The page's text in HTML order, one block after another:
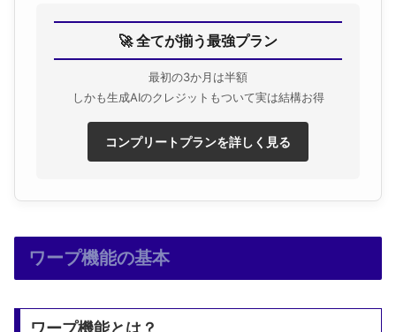
🚀 全てが揃う最強プラン
最初の3か月は半額
しかも生成AIのクレジットもついて実は結構お得
コンプリートプランを詳しく見る
ワープ機能の基本
ワープ機能とは？